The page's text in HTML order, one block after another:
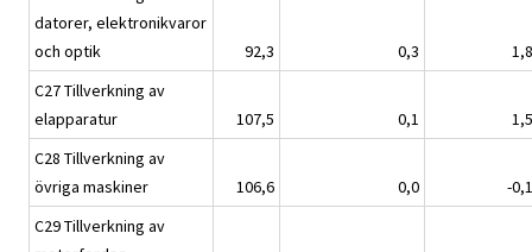
datorer, elektronikvaror
och optik
92,3 0,3
1,8
C27 Tillverkning av
elapparatur
107,5 0,1
1,5
C28 Tillverkning av
övriga maskiner
106,6 0,0
-0,1
C29 Tillverkning av